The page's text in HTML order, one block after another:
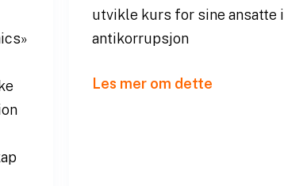
utvikle kurs for sine ansatte i
antikorrupsjon
Les mer om dette